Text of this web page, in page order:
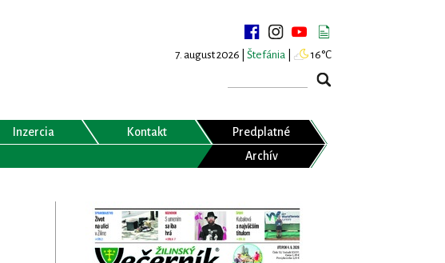
7. august 2026 | Štefánia 16°C
Inzercia Kontakt
Predplatné
Archív